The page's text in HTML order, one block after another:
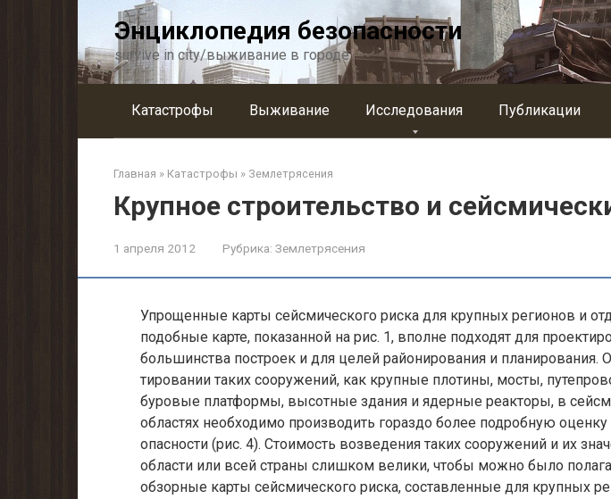
Энциклопедия безопасности
survive in city/выживание в городе
Катастрофы Выживание Исследования Публикации
Главная » Катастрофы » Землетрясения
Крупное строительство и
1 апреля 2012 Рубрика: Землетрясения
Упрощенные карты сейсмического риска для крупных регио­нов и
подобные карте, показанной на рис. 1, вполне подходят для
большинства построек и для целей районирования и планирования.
тировании таких сооружений, как крупные плотины, мосты,
буровые платформы, высотные здания и ядерные реакторы, в
областях необходимо производить гораздо более подробную
опасности (рис. 4). Стоимость возведения таких сооружений и их
области или всей страны слишком велики, чтобы можно было
обзорные карты сейс­мического риска, составленные для крупных